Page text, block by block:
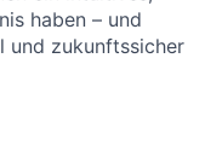
haben – und
und zukunftssicher